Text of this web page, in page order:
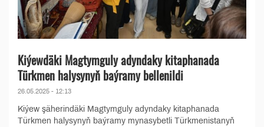
Kiýewdäki Magtymguly adyndaky kitaphanada
Türkmen halysynyň baýramy bellenildi
26.05.2025 - 12:13
Kiýew şäherindäki Magtymguly adyndaky kitaphanada
Türkmen halysynyň baýramy mynasybetli Türkmenistanyň